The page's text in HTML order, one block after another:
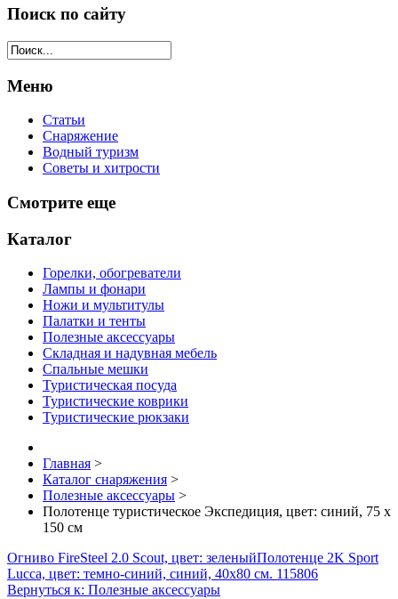
Поиск по сайту
Меню
Статьи
Снаряжение
Водный туризм
Советы и хитрости
Смотрите еще
Каталог
Горелки, обогреватели
Лампы и фонари
Ножи и мультитулы
Палатки и тенты
Полезные аксессуары
Складная и надувная мебель
Спальные мешки
Туристическая посуда
Туристические коврики
Туристические рюкзаки
Главная >
Каталог снаряжения >
Полезные аксессуары >
Полотенце туристическое Экспедиция, цвет: синий, 75 х
150 см
Огниво FireSteel 2.0 Scout, цвет: зеленыйПолотенце 2K Sport
Lucca, цвет: темно-синий, синий, 40х80 см. 115806
Вернуться к: Полезные аксессуары